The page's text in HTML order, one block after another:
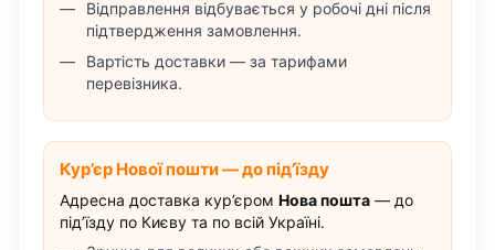
Відправлення відбувається у робочі дні після
підтвердження замовлення.
Вартість доставки — за тарифами
перевізника.
Кур’єр Нової пошти — до під’їзду
Адресна доставка кур’єром Нова пошта — до
під’їзду по Києву та по всій Україні.